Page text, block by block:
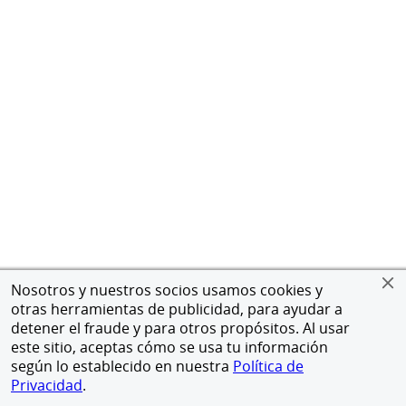
Nosotros y nuestros socios usamos cookies y
otras herramientas de publicidad, para ayudar a
detener el fraude y para otros propósitos. Al usar
este sitio, aceptas cómo se usa tu información
según lo establecido en nuestra Política de
Privacidad.